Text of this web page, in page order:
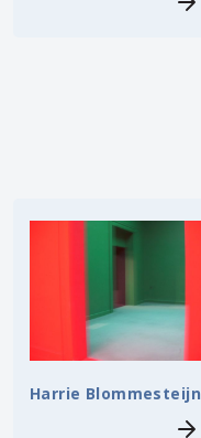
Harrie Blommesteijn